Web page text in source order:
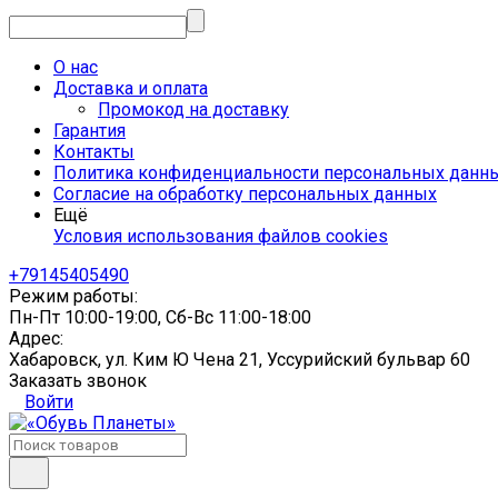
О нас
Доставка и оплата
Промокод на доставку
Гарантия
Контакты
Политика конфиденциальности персональных
Согласие на обработку персональных данных
Ещё
Условия использования файлов cookies
+79145405490
Режим работы:
Пн-Пт 10:00-19:00, Сб-Вс 11:00-18:00
Адрес:
Хабаровск, ул. Ким Ю Чена 21, Уссурийский бульвар 60
Заказать звонок
Войти